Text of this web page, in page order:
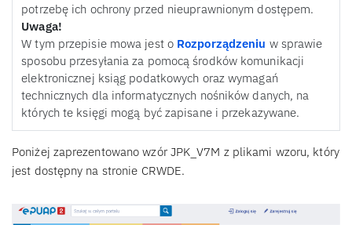
potrzebę ich ochrony przed nieuprawnionym dostępem.
Uwaga!
W tym przepisie mowa jest o Rozporządzeniu w sprawie
sposobu przesyłania za pomocą środków komunikacji
elektronicznej ksiąg podatkowych oraz wymagań
technicznych dla informatycznych nośników danych, na
których te księgi mogą być zapisane i przekazywane.
Poniżej zaprezentowano wzór JPK_V7M z plikami wzoru, który
jest dostępny na stronie CRWDE.